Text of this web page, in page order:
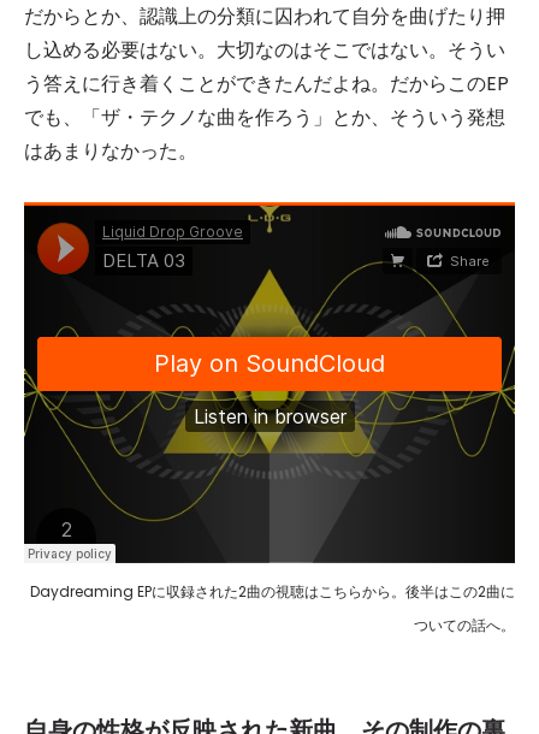
だからとか、認識上の分類に囚われて自分を曲げたり押
し込める必要はない。大切なのはそこではない。そうい
う答えに行き着くことができたんだよね。だからこのEP
でも、「ザ・テクノな曲を作ろう」とか、そういう発想
はあまりなかった。
Daydreaming EPに収録された2曲の視聴はこちらから。後半はこの2曲に
ついての話へ。